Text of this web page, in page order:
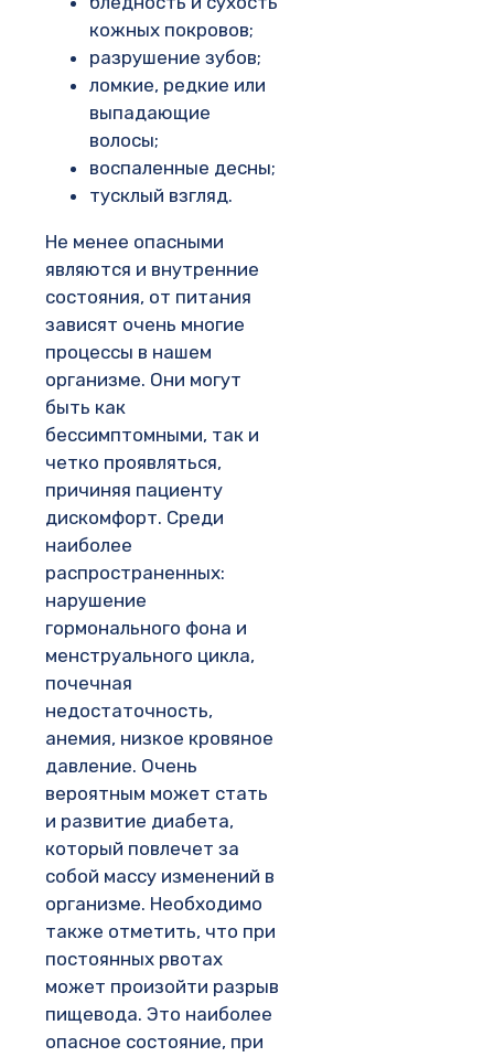
кожных покровов;
разрушение зубов;
ломкие, редкие или
выпадающие
волосы;
воспаленные десны;
тусклый взгляд.
Не менее опасными
являются и внутренние
состояния, от питания
зависят очень многие
процессы в нашем
организме. Они могут
быть как
бессимптомными, так и
четко проявляться,
причиняя пациенту
дискомфорт. Среди
наиболее
распространенных:
нарушение
гормонального фона и
менструального цикла,
почечная
недостаточность,
анемия, низкое кровяное
давление. Очень
вероятным может стать
и развитие диабета,
который повлечет за
собой массу изменений в
организме. Необходимо
также отметить, что при
постоянных рвотах
может произойти разрыв
пищевода. Это наиболее
опасное состояние, при